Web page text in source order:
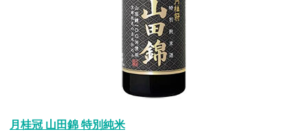
月桂冠 山田錦 特別純米